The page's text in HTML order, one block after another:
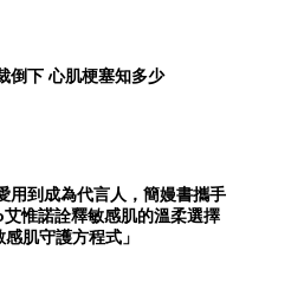
倒下 心肌梗塞知多少
用到成為代言人，簡嫚書攜手
惟諾詮釋敏感肌的溫柔選擇
感肌守護方程式」